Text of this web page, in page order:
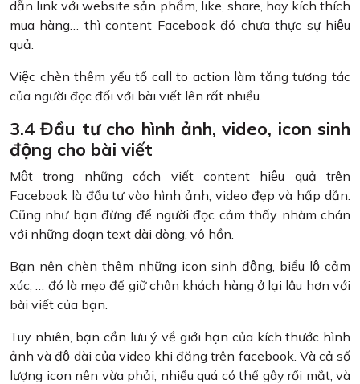
dẫn link với website sản phẩm, like, share, hay kích thích
mua hàng… thì content Facebook đó chưa thực sự hiệu
quả.
Việc chèn thêm yếu tố call to action làm tăng tương tác
của người đọc đối với bài viết lên rất nhiều.
3.4 Đầu tư cho hình ảnh, video, icon sinh
động cho bài viết
Một trong những cách viết content hiệu quả trên
Facebook là đầu tư vào hình ảnh, video đẹp và hấp dẫn.
Cũng như bạn đừng để người đọc cảm thấy nhàm chán
với những đoạn text dài dòng, vô hồn.
Bạn nên chèn thêm những icon sinh động, biểu lộ cảm
xúc, … đó là mẹo để giữ chân khách hàng ở lại lâu hơn với
bài viết của bạn.
Tuy nhiên, bạn cần lưu ý về giới hạn của kích thước hình
ảnh và độ dài của video khi đăng trên facebook. Và cả số
lượng icon nên vừa phải, nhiều quá có thể gây rối mắt, và